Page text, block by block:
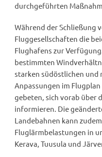
durchgeführten
Während der Schließung
Fluggesellschaften die
Flughafens zur
bestimmten
starken südöstlichen und
Anpassungen im
gebeten, sich vorab über
informieren. Die
Landebahnen kann
Fluglärmbelastungen in
Kerava, Tuusula und